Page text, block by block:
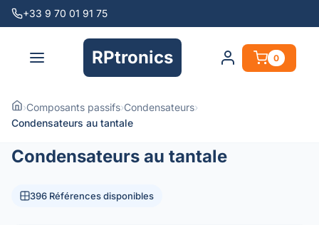
+33 9 70 01 91 75
RPtronics 0
›Composants passifs›Condensateurs›
Condensateurs au tantale
Condensateurs au tantale
396 Références disponibles